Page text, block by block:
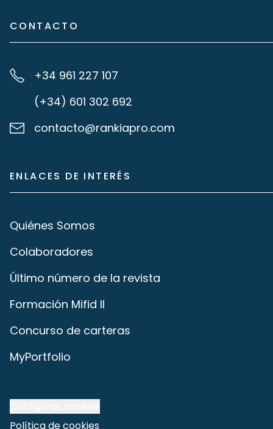
CONTACTO
+34 961 227 107
(+34) 601 302 692
contacto@rankiapro.com
ENLACES DE INTERÉS
Quiénes Somos
Colaboradores
Último número de la revista
Formación Mifid II
Concurso de carteras
MyPortfolio
Política de cookies